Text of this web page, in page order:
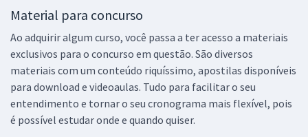
Material para concurso
Ao adquirir algum curso, você passa a ter acesso a materiais
exclusivos para o concurso em questão. São diversos
materiais com um conteúdo riquíssimo, apostilas disponíveis
para download e videoaulas. Tudo para facilitar o seu
entendimento e tornar o seu cronograma mais flexível, pois
é possível estudar onde e quando quiser.